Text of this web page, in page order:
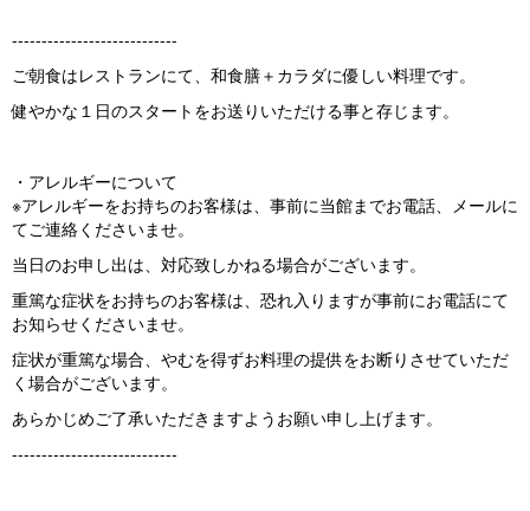
----------------------------
ご朝食はレストランにて、和食膳＋カラダに優しい料理です。
健やかな１日のスタートをお送りいただける事と存じます。
・アレルギーについて
※アレルギーをお持ちのお客様は、事前に当館までお電話、メールに
てご連絡くださいませ。
当日のお申し出は、対応致しかねる場合がございます。
重篤な症状をお持ちのお客様は、恐れ入りますが事前にお電話にて
お知らせくださいませ。
症状が重篤な場合、やむを得ずお料理の提供をお断りさせていただ
く場合がございます。
あらかじめご了承いただきますようお願い申し上げます。
----------------------------